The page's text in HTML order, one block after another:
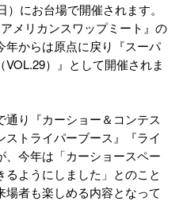
にお台場で開催されます。
メリカンスワップミート』の
からは原点に戻り『スーパ
）』として開催されま
り『カーショー＆コンテス
ストライパーブース』『ライ
今年は「カーショースペー
ようにしました」とのこと
者も楽しめる内容となって